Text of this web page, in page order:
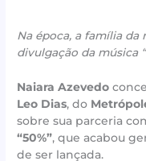
Na época, a família da
divulgação da música
Naiara Azevedo
Leo Dias, do
sobre sua parceria
“50%”, que acabou
de ser lançada.